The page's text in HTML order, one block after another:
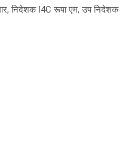
निदेशक I4C रूपा एम, उप निदेशक